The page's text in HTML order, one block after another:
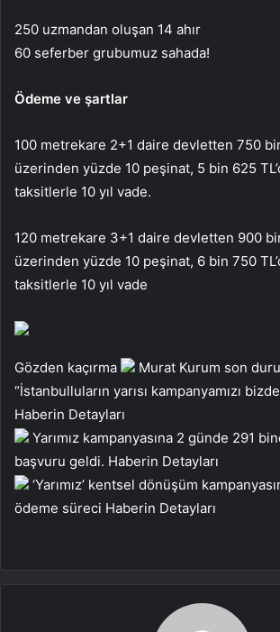
250 uzmandan oluşan 14 ahır
60 seferber grubumuz sahada!
Ödeme ve şartlar
100 metrekare 2+1 daire devletten 750
üzerinden yüzde 10 peşinat, 5 bin 625
taksitlerle 10 yıl vade.
120 metrekare 3+1 daire devletten 900
üzerinden yüzde 10 peşinat, 6 bin 750
taksitlerle 10 yıl vade
Gözden kaçırma
Murat Kurum son
“İstanbulluların yarısı kampanyamızı
Haberin Detayları
Yarımız kampanyasına 2 günde 291
başvuru geldi. Haberin Detayları
‘Yarımız’ kentsel dönüşüm
ödeme süreci Haberin Detayları